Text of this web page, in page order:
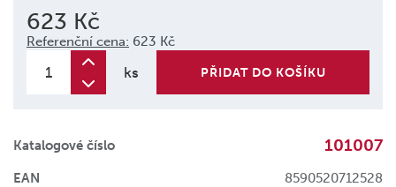
623 Kč
Referenční cena: 623 Kč
ks PŘIDAT DO KOŠÍKU
Katalogové číslo 101007
EAN 8590520712528